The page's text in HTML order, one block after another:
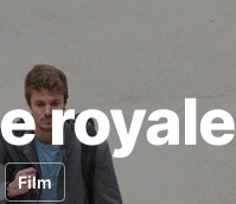
royale
Film